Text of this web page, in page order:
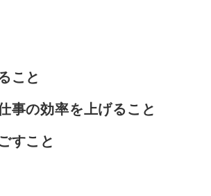
こと
事の効率を上げること
すこと